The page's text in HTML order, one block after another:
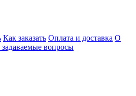
Как заказать Оплата и доставка О
задаваемые вопросы